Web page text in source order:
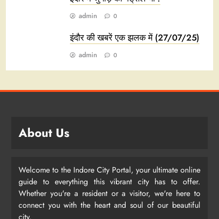
admin 0
इंदौर की खबरें एक झलक में (27/07/25)
admin 0
About Us
Welcome to the Indore City Portal, your ultimate online
guide to everything this vibrant city has to offer.
Whether you're a resident or a visitor, we're here to
connect you with the heart and soul of our beautiful
city.